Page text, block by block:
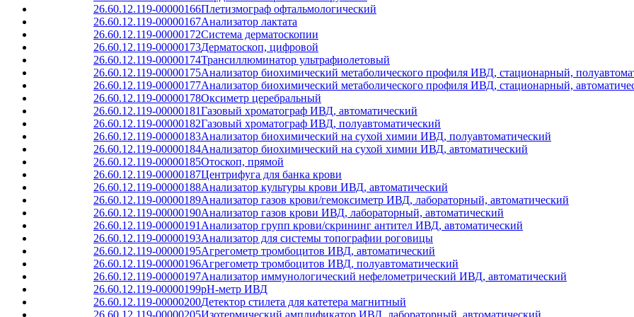
26.60.12.119-00000166Плетизмограф офтальмологический
26.60.12.119-00000167Анализатор лактата
26.60.12.119-00000172Система дерматоскопии
26.60.12.119-00000173Дерматоскоп, цифровой
26.60.12.119-00000174Трансиллюминатор ультрафиолетовый
26.60.12.119-00000175Анализатор биохимический метаболического профиля ИВД, стационарный,
26.60.12.119-00000177Анализатор биохимический метаболического профиля ИВД, стационарный,
26.60.12.119-00000178Оксиметр церебральный
26.60.12.119-00000181Газовый хроматограф ИВД, автоматический
26.60.12.119-00000182Газовый хроматограф ИВД, полуавтоматический
26.60.12.119-00000183Анализатор биохимический на сухой химии ИВД, полуавтоматический
26.60.12.119-00000184Анализатор биохимический на сухой химии ИВД, автоматический
26.60.12.119-00000185Отоскоп, прямой
26.60.12.119-00000187Центрифуга для банка крови
26.60.12.119-00000188Анализатор культуры крови ИВД, автоматический
26.60.12.119-00000189Анализатор газов крови/гемоксиметр ИВД, лабораторный, автоматический
26.60.12.119-00000190Анализатор газов крови ИВД, лабораторный, автоматический
26.60.12.119-00000191 Анализатор групп крови/скрининг антител ИВД, автоматический
26.60.12.119-00000193Анализатор для системы топографии роговицы
26.60.12.119-00000195Агрегометр тромбоцитов ИВД, автоматический
26.60.12.119-00000196Агрегометр тромбоцитов ИВД, полуавтоматический
26.60.12.119-00000197Анализатор иммунологический нефелометрический ИВД, автоматический
26.60.12.119-00000199pH-метр ИВД
26.60.12.119-00000200Детектор стилета для катетера магнитный
26.60.12.119-00000205Изотермический амплификатор ИВД, лабораторный, автоматический